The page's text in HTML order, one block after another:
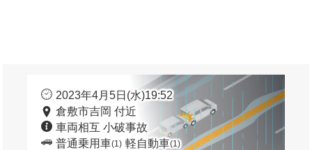
2023年4月5日(水)19:52
倉敷市吉岡 付近
車両相互 小破事故
普通乗用車(1) 軽自動車(1)